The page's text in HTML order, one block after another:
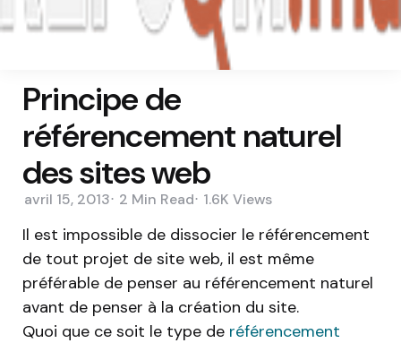
Principe de
référencement naturel
des sites web
avril 15, 2013 2 Min Read 1.6K Views
Il est impossible de dissocier le référencement
de tout projet de site web, il est même
préférable de penser au référencement naturel
avant de penser à la création du site.
Quoi que ce soit le type de référencement